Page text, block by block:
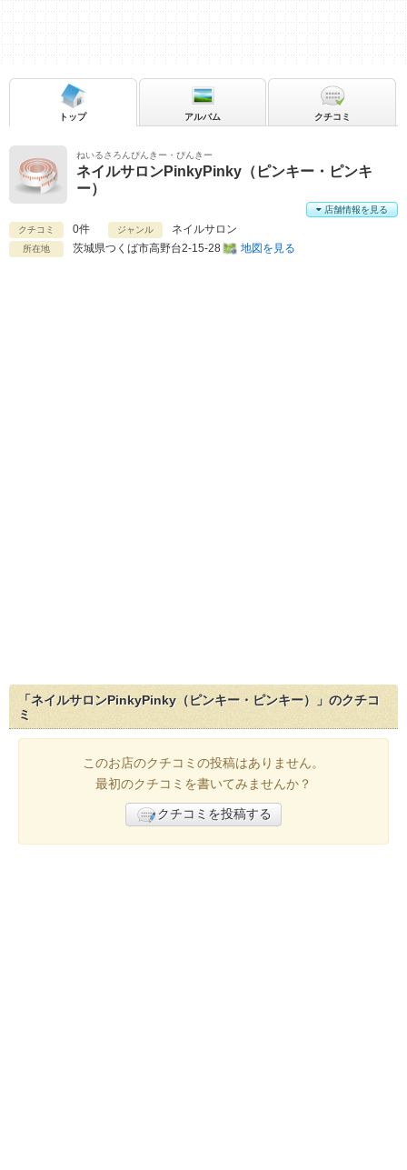
ねいるさろんぴんきー・ぴんきー
ネイルサロンPinkyPinky（ピンキー・ピンキ
ー）
クチコミ 0件 ジャンル ネイルサロン
所在地 茨城県つくば市高野台2-15-28 地図を見る
店舗情報を見る
トップ アルバム クチコミ
「ネイルサロンPinkyPinky（ピンキー・ピンキー）」のクチコ
ミ
このお店のクチコミの投稿はありません。
最初のクチコミを書いてみませんか？
クチコミを投稿する